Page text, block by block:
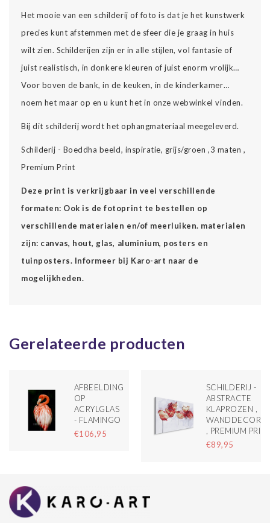
Het mooie van een schilderij of foto is dat je het kunstwerk
precies kunt afstemmen met de sfeer die je graag in huis
wilt zien. Schilderijen zijn er in alle stijlen, vol fantasie of
juist realistisch, in donkere kleuren of juist enorm vrolijk…
Voor boven de bank, in de keuken, in de kinderkamer…
noem het maar op en u kunt het in onze webwinkel vinden.
Bij dit schilderij wordt het ophangmateriaal meegeleverd.
Schilderij - Boeddha beeld, inspiratie, grijs/groen ,3 maten ,
Premium Print
Deze print is verkrijgbaar in veel verschillende
formaten: Ook is de fotoprint te bestellen op
verschillende materialen en/of meerluiken. materialen
zijn: canvas, hout, glas, aluminium, posters en
tuinposters. Informeer bij Karo-art naar de
mogelijkheden.
Gerelateerde producten
AFBEELDING
OP
ACRYLGLAS
- FLAMINGO
€106,95
SCHILDERIJ -
ABSTRACTE
KLAPROZEN ,
, PREMIUM
€89,95